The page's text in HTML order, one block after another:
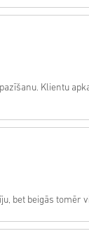
Klientu
bet beigās tomēr